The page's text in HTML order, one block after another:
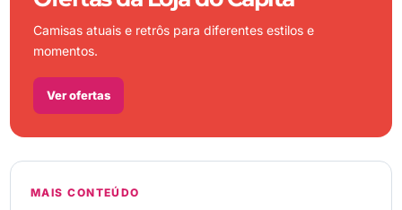
Camisas atuais e retrôs para diferentes estilos e
momentos.
Ver ofertas
MAIS CONTEÚDO